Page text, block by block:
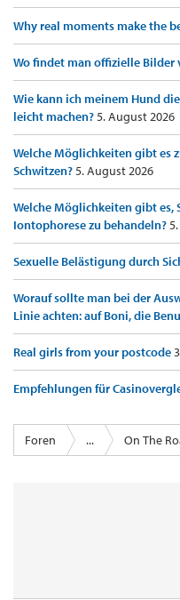
Why real moments make the
Wo findet man offizielle Bilder
Wie kann ich meinem Hund
leicht machen?5. August 2026
Welche Möglichkeiten gibt es
Schwitzen?5. August 2026
Welche Möglichkeiten gibt es,
Iontophorese zu behandeln?
Sexuelle Belästigung durch
Worauf sollte man bei der
Linie achten: auf Boni, die
Real girls from your postcode
Empfehlungen für
Foren ... On The